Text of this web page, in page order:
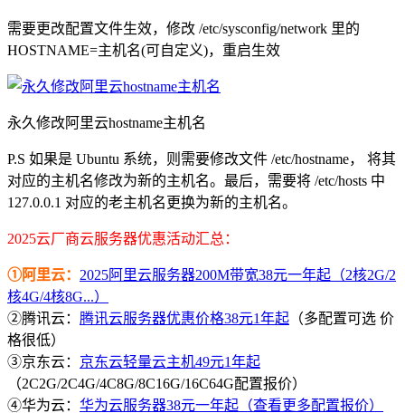
需要更改配置文件生效，修改 /etc/sysconfig/network 里的
HOSTNAME=主机名(可自定义)，重启生效
永久修改阿里云hostname主机名
P.S 如果是 Ubuntu 系统，则需要修改文件 /etc/hostname， 将其
对应的主机名修改为新的主机名。最后，需要将 /etc/hosts 中
127.0.0.1 对应的老主机名更换为新的主机名。
2025云厂商云服务器优惠活动汇总：
①阿里云： 2025阿里云服务器200M带宽38元一年起（2核2G/2
核4G/4核8G...）
②腾讯云： 腾讯云服务器优惠价格38元1年起 （多配置可选 价
格很低）
③京东云： 京东云轻量云主机49元1年起
（2C2G/2C4G/4C8G/8C16G/16C64G配置报价）
④华为云： 华为云服务器38元一年起（查看更多配置报价）